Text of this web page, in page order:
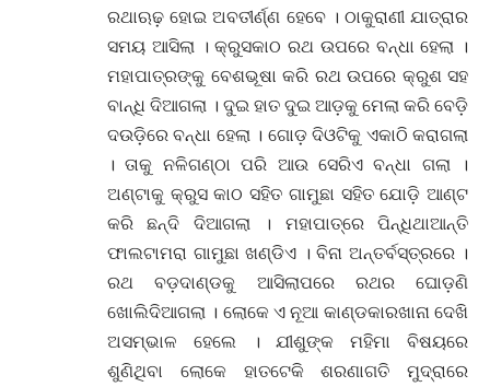
ରଥାଋଢ଼ ହୋଇ ଅବତୀର୍ଣ୍ଣ ହେବେ । ଠାକୁରାଣୀ ଯାତ୍ରାର
ସମୟ ଆସିଲା । କ୍ରୁସକାଠ ରଥ ଉପରେ ବନ୍ଧା ହେଲା ।
ମହାପାତ୍ରଙ୍କୁ ବେଶଭୂଷା କରି ରଥ ଉପରେ କ୍ରୁଶ ସହ
ବାନ୍ଧି ଦିଆଗଲା । ଦୁଇ ହାତ ଦୁଇ ଆଡ଼କୁ ମେଲା କରି ବେଡ଼ି
ଦଉଡ଼ିରେ ବନ୍ଧା ହେଲା । ଗୋଡ଼ ଦିଓଟିକୁ ଏକାଠି କରାଗଲା
। ତାକୁ ନଳିଗଣ୍ଠା ପରି ଆଉ ସେରିଏ ବନ୍ଧା ଗଲା ।
ଅଣ୍ଟାକୁ କ୍ରୁସ କାଠ ସହିତ ଗାମୁଛା ସହିତ ଯୋଡ଼ି ଆଣ୍ଟ
କରି ଛନ୍ଦି ଦିଆଗଲା । ମହାପାତ୍ରେ ପିନ୍ଧିଥାଆନ୍ତି
ଫାଲଟାମରା ଗାମୁଛା ଖଣ୍ଡିଏ । ବିନା ଅନ୍ତର୍ବସ୍ତ୍ରରେ ।
ରଥ ବଡ଼ଦାଣ୍ଡକୁ ଆସିଲାପରେ ରଥର ଘୋଡ଼ଣି
ଖୋଲିଦିଆଗଲା । ଲୋକେ ଏ ନୂଆ କାଣ୍ଡକାରଖାନା ଦେଖି
ଅସମ୍ଭାଳ ହେଲେ । ଯୀଶୁଙ୍କ ମହିମା ବିଷୟରେ
ଶୁଣିଥିବା ଲୋକେ ହାତଟେକି ଶରଣାଗତି ମୁଦ୍ରାରେ